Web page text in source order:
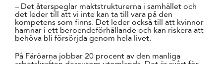
– Det återspeglar maktstrukturerna i samhället och
det leder till att vi inte kan ta till vara på den
kompetens som finns. Det leder också till att kvinnor
hamnar i ett beroendeförhållande och kan riskera att
behöva bli försörjda genom hela livet.
På Färöarna jobbar 20 procent av den manliga